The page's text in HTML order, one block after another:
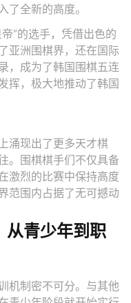
了全新的高度。
”的选手，凭借出色的
亚洲围棋界，还在国际
，成为了韩国围棋五连
挥，极大地推动了韩国
涌现出了更多天才棋
。围棋棋手们不仅具备
激烈的比赛中保持高度
范围内占据了无可撼动
从青少年到职
机制密不可分。与其他